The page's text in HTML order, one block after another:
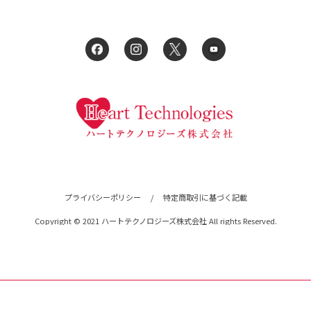
プライバシーポリシー / 特定商取引に基づく記載
Copyright © 2021 ハートテクノロジーズ株式会社 All rights Reserved.